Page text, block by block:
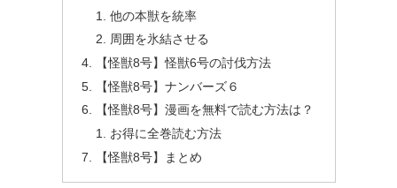
他の本獣を統率
周囲を氷結させる
【怪獣8号】怪獣6号の討伐方法
【怪獣8号】ナンバーズ６
【怪獣8号】漫画を無料で読む方法は？
お得に全巻読む方法
【怪獣8号】まとめ